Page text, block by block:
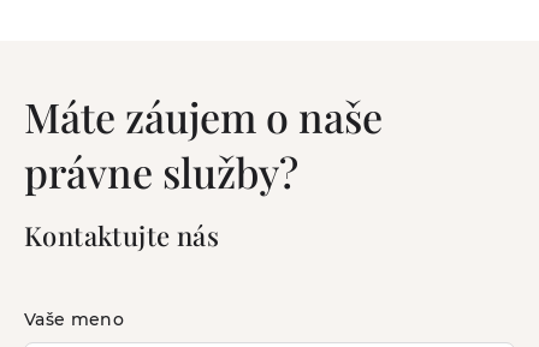
Máte záujem o naše
právne služby?
Kontaktujte nás
Vaše meno